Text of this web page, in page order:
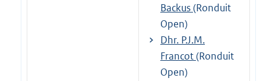
Backus(Ronduit
Open)
Dhr. P.J.M.
Francot(Ronduit
Open)